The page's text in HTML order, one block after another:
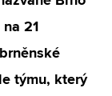
21
týmu, který